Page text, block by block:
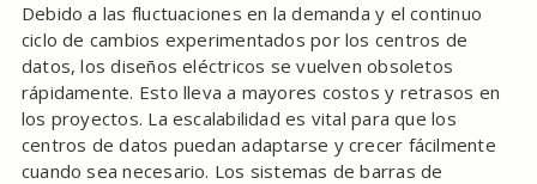
Debido a las fluctuaciones en la demanda y el continuo
ciclo de cambios experimentados por los centros de
datos, los diseños eléctricos se vuelven obsoletos
rápidamente. Esto lleva a mayores costos y retrasos en
los proyectos. La escalabilidad es vital para que los
centros de datos puedan adaptarse y crecer fácilmente
cuando sea necesario. Los sistemas de barras de